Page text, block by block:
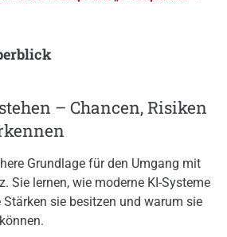
– Chancen, Risiken
Grundlage für den Umgang mit
Sie lernen, wie moderne KI-Systeme
sie besitzen und warum sie